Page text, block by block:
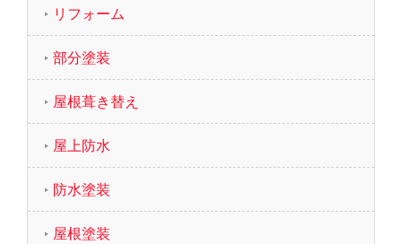
リフォーム
部分塗装
屋根葺き替え
屋上防水
防水塗装
屋根塗装